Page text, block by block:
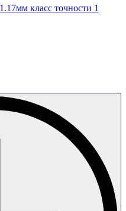
класс точности 1